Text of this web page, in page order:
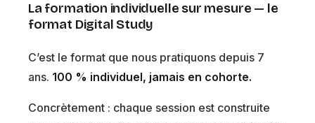
La formation individuelle sur mesure — le
format Digital Study
C’est le format que nous pratiquons depuis 7
ans. 100 % individuel, jamais en cohorte.
Concrètement : chaque session est construite